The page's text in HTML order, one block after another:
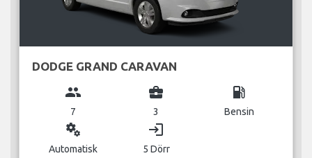
DODGE GRAND CARAVAN
group
7
business_center
3
local_gas_station
Bensin
miscellaneous_services
Automatisk
login
5 Dörr